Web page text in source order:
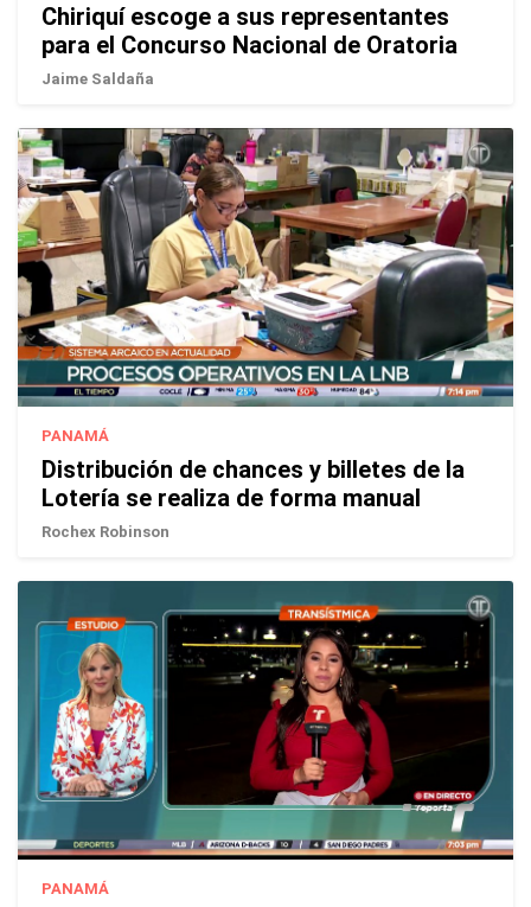
Chiriquí escoge a sus representantes
para el Concurso Nacional de Oratoria
Jaime Saldaña
PANAMÁ
Distribución de chances y billetes de la
Lotería se realiza de forma manual
Rochex Robinson
PANAMÁ